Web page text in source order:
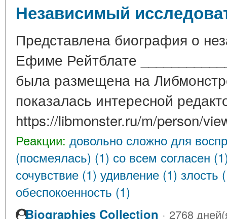
Независимый
Представлена биография о
Ефиме Рейтблате
была размещена на
показалась интересной
https://libmonster.ru/m/person/
Реакции: довольно сложно для
(посмеялась) (1) со всем согласен
сочувствие (1) удивление (1) злость
обеспокоенность (1)
Biographies Collection · 2768